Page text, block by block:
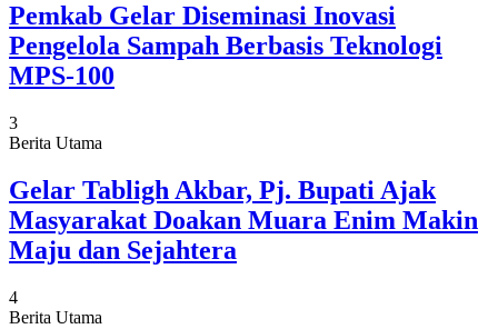
Pemkab Gelar Diseminasi Inovasi
Pengelola Sampah Berbasis Teknologi
MPS-100
3
Berita Utama
Gelar Tabligh Akbar, Pj. Bupati Ajak
Masyarakat Doakan Muara Enim Makin
Maju dan Sejahtera
4
Berita Utama